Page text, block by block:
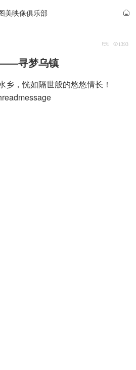
美映像俱乐部
1 1393
寻梦乌镇
乡，恍如隔世般的悠悠情长！